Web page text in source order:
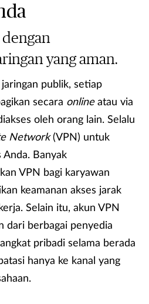
yang aman.
publik, setiap
secara onlineatau via
oleh orang lain. Selalu
Network(VPN) untuk
Banyak
VPN bagi karyawan
keamanan akses jarak
Selain itu, akun VPN
dari berbagai penyedia
pribadi selama berada
hanya ke kanal yang